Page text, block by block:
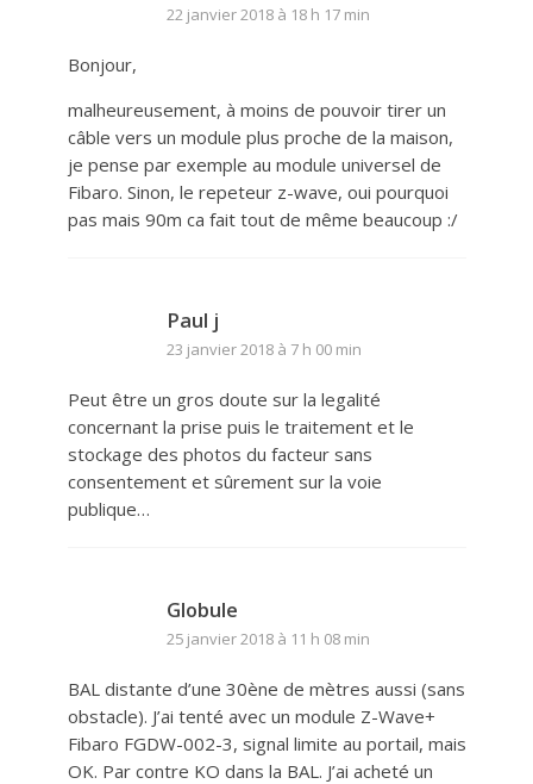
22 janvier 2018 à 18 h 17 min
Bonjour,
malheureusement, à moins de pouvoir tirer un
câble vers un module plus proche de la maison,
je pense par exemple au module universel de
Fibaro. Sinon, le repeteur z-wave, oui pourquoi
pas mais 90m ca fait tout de même beaucoup :/
Paul j
23 janvier 2018 à 7 h 00 min
Peut être un gros doute sur la legalité
concernant la prise puis le traitement et le
stockage des photos du facteur sans
consentement et sûrement sur la voie
publique…
Globule
25 janvier 2018 à 11 h 08 min
BAL distante d’une 30ène de mètres aussi (sans
obstacle). J’ai tenté avec un module Z-Wave+
Fibaro FGDW-002-3, signal limite au portail, mais
OK. Par contre KO dans la BAL. J’ai acheté un